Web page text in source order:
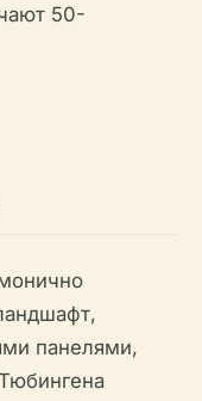
50-
панелями,